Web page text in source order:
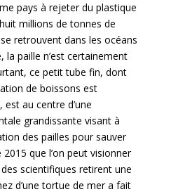
pays à rejeter du plastique
millions de tonnes de
retrouvent dans les océans
la paille n’est certainement
ce petit tube fin, dont
de boissons est
au centre d’une
grandissante visant à
des pailles pour sauver
que l’on peut visionner
scientifiques retirent une
d’une tortue de mer a fait